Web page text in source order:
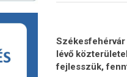
lévő
fejlesszük,